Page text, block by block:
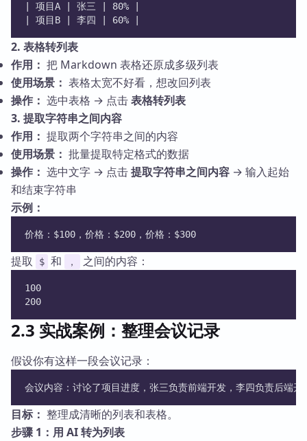
| 项目A | 张三 | 80% |
| 项目B | 李四 | 60% |
2. 表格转列表
作用： 把 Markdown 表格还原成多级列表
使用场景： 表格太宽不好看，想改回列表
操作： 选中表格 → 点击表格转列表
3. 提取字符串之间内容
作用： 提取两个字符串之间的内容
使用场景： 批量提取特定格式的数据
操作： 选中文字 → 点击提取字符串之间内容 → 输入起始
和结束字符串
示例：
价格：$100，价格：$200，价格：$300
提取 $ 和 ， 之间的内容：
100
200
2.3 实战案例：整理会议记录
假设你有这样一段会议记录：
会议内容：讨论了项目进度，张三负责前端开发，李四负责后端
目标： 整理成清晰的列表和表格。
步骤 1：用 AI 转为列表